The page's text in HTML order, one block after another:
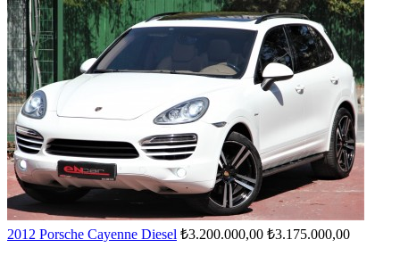
2012 Porsche Cayenne Diesel ₺3.200.000,00 ₺3.175.000,00